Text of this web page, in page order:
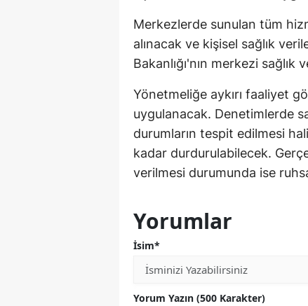
Merkezlerde sunulan tüm
alınacak ve kişisel sağlık
Bakanlığı'nın merkezi sağlık
Yönetmeliğe aykırı faaliyet
uygulanacak. Denetimlerde
durumların tespit edilmesi
kadar durdurulabilecek.
verilmesi durumunda ise
Yorumlar
İsim*
Yorum Yazın (500 Karakter)